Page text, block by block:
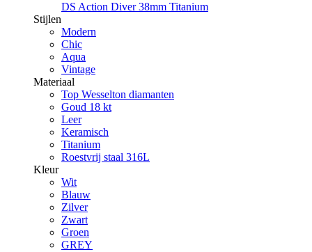
DS Action Diver 38mm Titanium
Stijlen
Modern
Chic
Aqua
Vintage
Materiaal
Top Wesselton diamanten
Goud 18 kt
Leer
Keramisch
Titanium
Roestvrij staal 316L
Kleur
Wit
Blauw
Zilver
Zwart
Groen
GREY